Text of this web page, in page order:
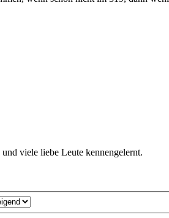
viele liebe Leute kennengelernt.